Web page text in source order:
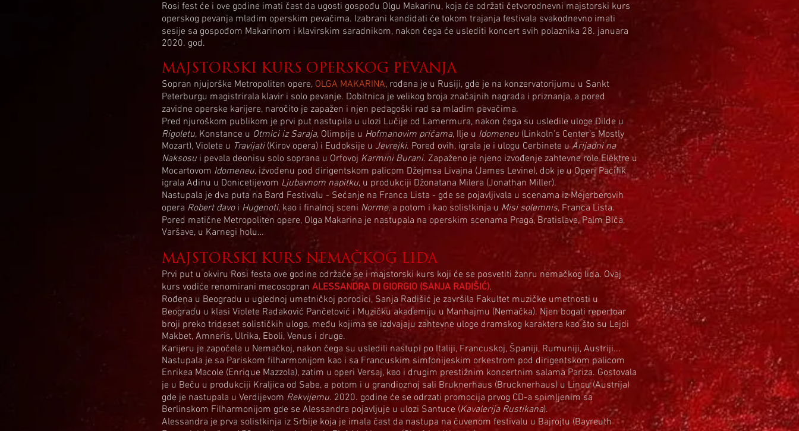
Rosi fest će i ove godine imati čast da ugosti gospođu Olgu Makarinu, koja će održati četvorodnevni majstorski kurs
operskog pevanja mladim operskim pevačima. Izabrani kandidati će tokom trajanja festivala svakodnevno imati
sesije sa gospođom Makarinom i klavirskim saradnikom, nakon čega će uslediti koncert svih polaznika 28. januara
2020. god.
MAJSTORSKI KURS OPERSKOG PEVANJA
Sopran njujorške Metropoliten opere, OLGA MAKARINA, rođena je u Rusiji, gde je na konzervatorijumu u Sankt
Peterburgu magistrirala klavir i solo pevanje. Dobitnica je velikog broja značajnih nagrada i priznanja, a pored
zavidne operske karijere, naročito je zapažen i njen pedagoški rad sa mladim pevačima.
Pred njuroškom publikom je prvi put nastupila u ulozi Lučije od Lamermura, nakon čega su usledile uloge Đilde u
Rigoletu, Konstance u Otmici iz Saraja, Olimpije u Hofmanovim pričama, Ilje u Idomeneu (Linkoln’s Center’s Mostly
Mozart), Violete u Travijati (Kirov opera) i Eudoksije u Jevrejki. Pored ovih, igrala je i ulogu Cerbinete u Arijadni na
Naksosu i pevala deonisu solo soprana u Orfovoj Karmini Burani. Zapaženo je njeno izvođenje zahtevne role Elektre u
Mocartovom Idomeneu, izvođenu pod dirigentskom palicom Džejmsa Livajna (James Levine), dok je u Operi Pacifik
igrala Adinu u Donicetijevom Ljubavnom napitku, u produkciji Džonatana Milera (Jonathan Miller).
Nastupala je dva puta na Bard Festivalu - Sećanje na Franca Lista - gde se pojavljivala u scenama iz Mejerberovih
opera Robert đavoi Hugenoti, kao i finalnoj sceni Norme, a potom i kao solistkinja u Misi solemnis, Franca Lista.
Pored matične Metropoliten opere, Olga Makarina je nastupala na operskim scenama Praga, Bratislave, Palm Biča,
Varšave, u Karnegi holu…
MAJSTORSKI KURS NEMAČKOG LIDA
Prvi put u okviru Rosi festa ove godine održaće se i majstorski kurs koji će se posvetiti žanru nemačkog lida. Ovaj
kurs vodiće renomirani mecosopran ALESSANDRA DI GIORGIO (SANJA RADIŠIĆ).
Rođena u Beogradu u uglednoj umetničkoj porodici, Sanja Radišić je završila Fakultet muzičke umetnosti u
Beogradu u klasi Violete Radaković Pančetović i Muzičku akademiju u Manhajmu (Nemačka). Njen bogati repertoar
broji preko trideset solističkih uloga, među kojima se izdvajaju zahtevne uloge dramskog karaktera kao što su Lejdi
Makbet, Amneris, Ulrika, Eboli, Venus i druge.
Karijeru je započela u Nemačkoj, nakon čega su usledili nastupi po Italiji, Francuskoj, Španiji, Rumuniji, Austriji...
Nastupala je sa Pariskom filharmonijom kao i sa Francuskim simfonijeskim orkestrom pod dirigentskom palicom
Enrikea Macole (Enrique Mazzola), zatim u operi Versaj, kao i drugim prestižnim koncertnim salama Pariza. Gostovala
je u Beču u produkciji Kraljica od Sabe, a potom i u grandioznoj sali Bruknerhaus (Brucknerhaus) u Lincu (Austrija)
gde je nastupala u Verdijevom Rekvijemu. 2020. godine će se odrzati promocija prvog CD-a snimljenim sa
Berlinskom Filharmonijom gde se Alessandra pojavljuje u ulozi Santuce (Kavalerija Rustikana).
Alessandra je prva solistkinja iz Srbije koja je imala čast da nastupa na čuvenom festivalu u Bajrojtu (Bayreuth